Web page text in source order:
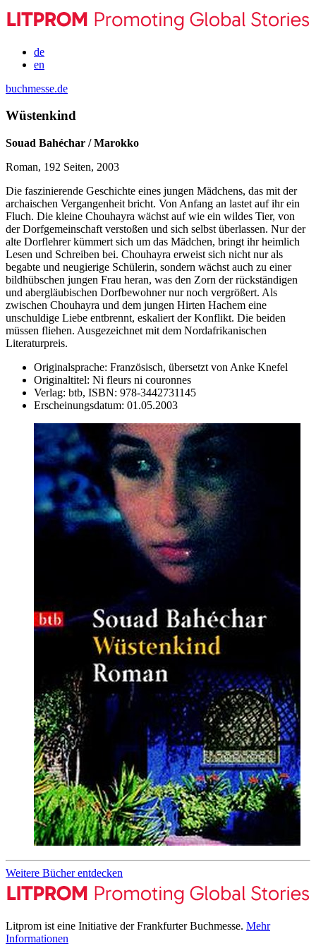
de
en
buchmesse.de
Wüstenkind
Souad Bahéchar / Marokko
Roman, 192 Seiten, 2003
Die faszinierende Geschichte eines jungen Mädchens, das mit der
archaischen Vergangenheit bricht. Von Anfang an lastet auf ihr ein
Fluch. Die kleine Chouhayra wächst auf wie ein wildes Tier, von
der Dorfgemeinschaft verstoßen und sich selbst überlassen. Nur der
alte Dorflehrer kümmert sich um das Mädchen, bringt ihr heimlich
Lesen und Schreiben bei. Chouhayra erweist sich nicht nur als
begabte und neugierige Schülerin, sondern wächst auch zu einer
bildhübschen jungen Frau heran, was den Zorn der rückständigen
und abergläubischen Dorfbewohner nur noch vergrößert. Als
zwischen Chouhayra und dem jungen Hirten Hachem eine
unschuldige Liebe entbrennt, eskaliert der Konflikt. Die beiden
müssen fliehen. Ausgezeichnet mit dem Nordafrikanischen
Literaturpreis.
Originalsprache: Französisch, übersetzt von Anke Knefel
Originaltitel: Ni fleurs ni couronnes
Verlag: btb, ISBN: 978-3442731145
Erscheinungsdatum: 01.05.2003
Weitere Bücher entdecken
Litprom ist eine Initiative der Frankfurter Buchmesse. Mehr
Informationen